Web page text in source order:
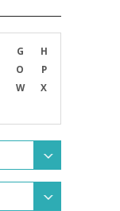
G
H
O
P
W
X